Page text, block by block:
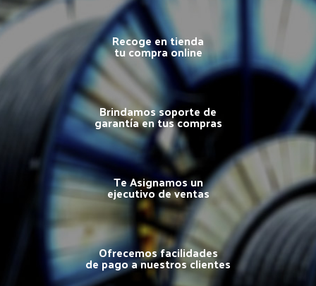
Recoge en tienda
tu compra online
Brindamos soporte de
garantía en tus compras
Te Asignamos un
ejecutivo de ventas
Ofrecemos facilidades
de pago a nuestros clientes